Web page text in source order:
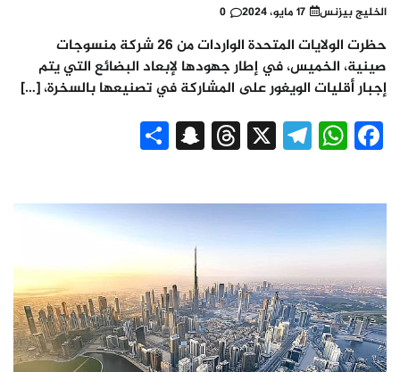
الخليج بيزنس 17 مايو، 2024 0
حظرت الولايات المتحدة الواردات من 26 شركة منسوجات
صينية، الخميس، في إطار جهودها لإبعاد البضائع التي يتم
إجبار أقليات الويغور على المشاركة في تصنيعها بالسخرة، […]
Facebook
WhatsApp
Telegram
X
Threads
Snapchat
Share